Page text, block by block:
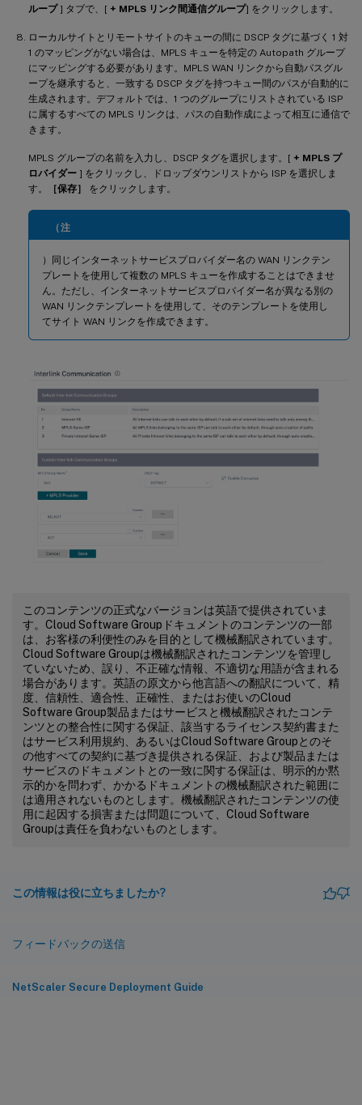
ループ] タブで、[ + MPLS リンク間通信グループ] をクリックします。
ローカルサイトとリモートサイトのキューの間に DSCP タグに基づく 1 対
1 のマッピングがない場合は、MPLS キューを特定の Autopath グループ
にマッピングする必要があります。MPLS WAN リンクから自動パスグル
ープを継承すると、一致する DSCP タグを持つキュー間のパスが自動的に
生成されます。デフォルトでは、1 つのグループにリストされている ISP
に属するすべての MPLS リンクは、パスの自動作成によって相互に通信で
きます。
MPLS グループの名前を入力し、DSCP タグを選択します。[ + MPLS プ
ロバイダー ] をクリックし、ドロップダウンリストから ISP を選択しま
す。
［保存］ をクリックします。
（注
）同じインターネットサービスプロバイダー名の WAN リンクテン
プレートを使用して複数の MPLS キューを作成することはできませ
ん。ただし、インターネットサービスプロバイダー名が異なる別の
WAN リンクテンプレートを使用して、そのテンプレートを使用し
てサイト WAN リンクを作成できます。
このコンテンツの正式なバージョンは英語で提供されていま
す。Cloud Software Groupドキュメントのコンテンツの一部
は、お客様の利便性のみを目的として機械翻訳されています。
Cloud Software Groupは機械翻訳されたコンテンツを管理し
ていないため、誤り、不正確な情報、不適切な用語が含まれる
場合があります。英語の原文から他言語への翻訳について、精
度、信頼性、適合性、正確性、またはお使いのCloud
Software Group製品またはサービスと機械翻訳されたコンテ
ンツとの整合性に関する保証、該当するライセンス契約書また
はサービス利用規約、あるいはCloud Software Groupとのそ
の他すべての契約に基づき提供される保証、および製品または
サービスのドキュメントとの一致に関する保証は、明示的か黙
示的かを問わず、かかるドキュメントの機械翻訳された範囲に
は適用されないものとします。機械翻訳されたコンテンツの使
用に起因する損害または問題について、Cloud Software
Groupは責任を負わないものとします。
この情報は役に立ちましたか?
フィードバックの送信
NetScaler Secure Deployment Guide